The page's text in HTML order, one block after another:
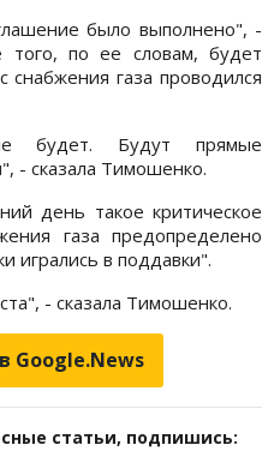
было выполнено", -
по ее словам, будет
снабжения газа проводился
будет. Будут прямые
- сказала Тимошенко.
день такое критическое
газа предопределено
игрались в поддавки".
- сказала Тимошенко.
Google.News
статьи, подпишись: